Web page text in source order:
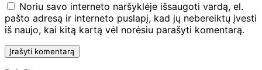
Noriu savo interneto naršyklėje išsaugoti vardą, el.
pašto adresą ir interneto puslapį, kad jų nebereiktų įvesti
iš naujo, kai kitą kartą vėl norėsiu parašyti komentarą.